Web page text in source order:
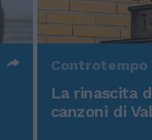
Controtempo
La rinascita
canzoni di